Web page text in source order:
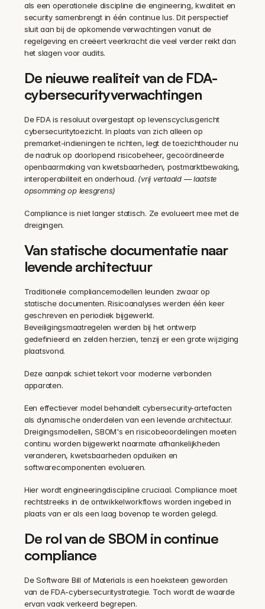
als een operationele discipline die engineering, kwaliteit en
security samenbrengt in één continue lus. Dit perspectief
sluit aan bij de opkomende verwachtingen vanuit de
regelgeving en creëert veerkracht die veel verder reikt dan
het slagen voor audits.
De nieuwe realiteit van de FDA-
cybersecurityverwachtingen
De FDA is resoluut overgestapt op levenscyclusgericht
cybersecuritytoezicht. In plaats van zich alleen op
premarket-indieningen te richten, legt de toezichthouder nu
de nadruk op doorlopend risicobeheer, gecoördineerde
openbaarmaking van kwetsbaarheden, postmarktbewaking,
interoperabiliteit en onderhoud. (vrij vertaald — laatste
opsomming op leesgrens)
Compliance is niet langer statisch. Ze evolueert mee met de
dreigingen.
Van statische documentatie naar
levende architectuur
Traditionele compliancemodellen leunden zwaar op
statische documenten. Risicoanalyses werden één keer
geschreven en periodiek bijgewerkt.
Beveiligingsmaatregelen werden bij het ontwerp
gedefinieerd en zelden herzien, tenzij er een grote wijziging
plaatsvond.
Deze aanpak schiet tekort voor moderne verbonden
apparaten.
Een effectiever model behandelt cybersecurity-artefacten
als dynamische onderdelen van een levende architectuur.
Dreigingsmodellen, SBOM's en risicobeoordelingen moeten
continu worden bijgewerkt naarmate afhankelijkheden
veranderen, kwetsbaarheden opduiken en
softwarecomponenten evolueren.
Hier wordt engineeringdiscipline cruciaal. Compliance moet
rechtstreeks in de ontwikkelworkflows worden ingebed in
plaats van er als een laag bovenop te worden gelegd.
De rol van de SBOM in continue
compliance
De Software Bill of Materials is een hoeksteen geworden
van de FDA-cybersecuritystrategie. Toch wordt de waarde
ervan vaak verkeerd begrepen.